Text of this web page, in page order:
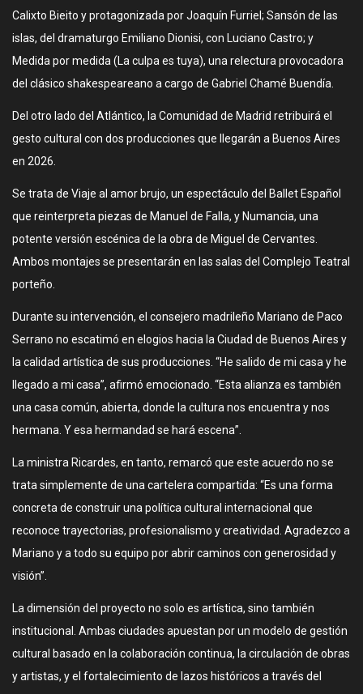
Calixto Bieito y protagonizada por Joaquín Furriel; Sansón de las
islas, del dramaturgo Emiliano Dionisi, con Luciano Castro; y
Medida por medida (La culpa es tuya), una relectura provocadora
del clásico shakespeareano a cargo de Gabriel Chamé Buendía.
Del otro lado del Atlántico, la Comunidad de Madrid retribuirá el
gesto cultural con dos producciones que llegarán a Buenos Aires
en 2026.
Se trata de Viaje al amor brujo, un espectáculo del Ballet Español
que reinterpreta piezas de Manuel de Falla, y Numancia, una
potente versión escénica de la obra de Miguel de Cervantes.
Ambos montajes se presentarán en las salas del Complejo Teatral
porteño.
Durante su intervención, el consejero madrileño Mariano de Paco
Serrano no escatimó en elogios hacia la Ciudad de Buenos Aires y
la calidad artística de sus producciones. “He salido de mi casa y he
llegado a mi casa”, afirmó emocionado. “Esta alianza es también
una casa común, abierta, donde la cultura nos encuentra y nos
hermana. Y esa hermandad se hará escena”.
La ministra Ricardes, en tanto, remarcó que este acuerdo no se
trata simplemente de una cartelera compartida: “Es una forma
concreta de construir una política cultural internacional que
reconoce trayectorias, profesionalismo y creatividad. Agradezco a
Mariano y a todo su equipo por abrir caminos con generosidad y
visión”.
La dimensión del proyecto no solo es artística, sino también
institucional. Ambas ciudades apuestan por un modelo de gestión
cultural basado en la colaboración continua, la circulación de obras
y artistas, y el fortalecimiento de lazos históricos a través del